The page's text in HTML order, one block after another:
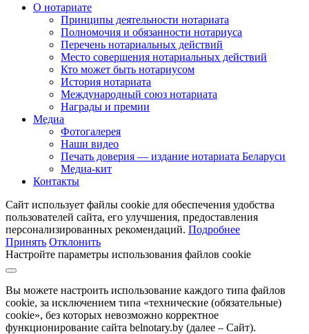
О нотариате
Принципы деятельности нотариата
Полномочия и обязанности нотариуса
Перечень нотариальных действий
Место совершения нотариальных действий
Кто может быть нотариусом
История нотариата
Международный союз нотариата
Награды и премии
Медиа
Фотогалерея
Наши видео
Печать доверия — издание нотариата Беларуси
Медиа-кит
Контакты
Сайт использует файлы cookie для обеспечения удобства
пользователей сайта, его улучшения, предоставления
персонализированных рекомендаций. Подробнее
Принять Отклонить
Настройте параметры использования файлов cookie
Вы можете настроить использование каждого типа файлов
cookie, за исключением типа «технические (обязательные)
cookie», без которых невозможно корректное
функционирование сайта belnotary.by (далее – Сайт).